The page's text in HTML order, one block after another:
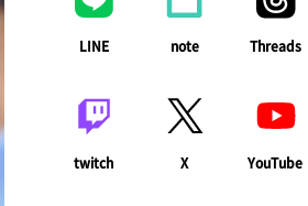
LINE note Threads
twitch X YouTube